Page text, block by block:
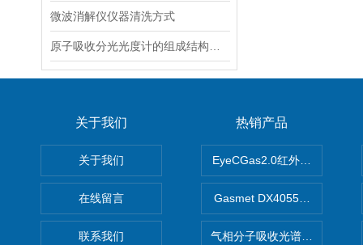
微波消解仪仪器清洗方式
关于我们
关于我们
在线留言
联系我们
热销产品
EyeCGas2.0红外热成像仪
Gasmet DX4055便携式傅里
气相分子吸收光谱仪（HGMA